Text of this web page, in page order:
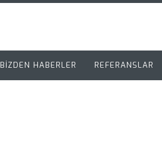
BİZDEN HABERLER REFERANSLAR